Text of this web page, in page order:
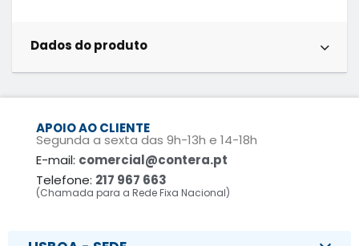
Dados do produto
APOIO AO CLIENTE
Segunda a sexta das 9h-13h e 14-18h
E-mail: comercial@contera.pt
Telefone: 217 967 663
(Chamada para a Rede Fixa Nacional)